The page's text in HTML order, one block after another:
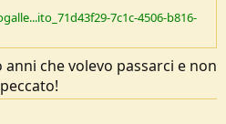
7c1c-4506-b816-
che volevo passarci e non